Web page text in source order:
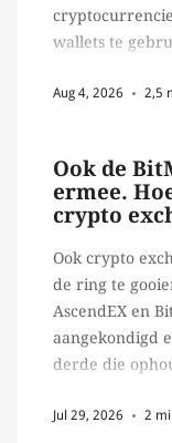
wallets te
Ledger of
Aug 4, 2026 2,5
Ook de
ermee.
crypto
Ook crypto
de ring te
AscendEX en
aangekondigd
derde die
crypto
Jul 29, 2026 2